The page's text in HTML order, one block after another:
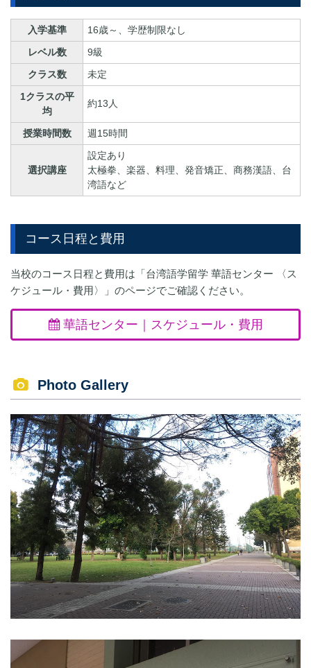
入学基準
16歳～、学歴制限なし
レベル数
9級
クラス数
未定
1クラスの平
均
約13人
授業時間数 週15時間
選択講座
設定あり
太極拳、楽器、料理、発音矯正、商務漢語、台
湾語など
コース日程と費用
当校のコース日程と費用は「台湾語学留学 華語センター 〈ス
ケジュール・費用〉」のページでご確認ください。
華語センター｜スケジュール・費用
Photo Gallery